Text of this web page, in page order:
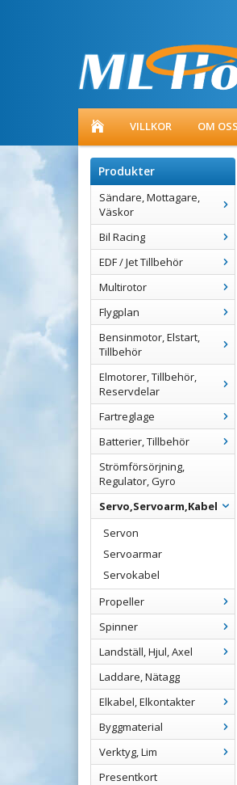
VILLKOR OM OSS
Produkter
Sändare, Mottagare,
Väskor
Bil Racing
EDF / Jet Tillbehör
Multirotor
Flygplan
Bensinmotor, Elstart,
Tillbehör
Elmotorer, Tillbehör,
Reservdelar
Fartreglage
Batterier, Tillbehör
Strömförsörjning,
Regulator, Gyro
Servo,Servoarm,Kabel
Servon
Servoarmar
Servokabel
Propeller
Spinner
Landställ, Hjul, Axel
Laddare, Nätagg
Elkabel, Elkontakter
Byggmaterial
Verktyg, Lim
Presentkort